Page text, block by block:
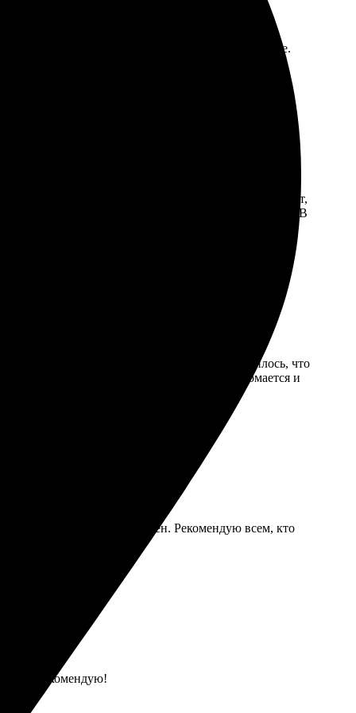
Доставка пришла быстро, качество отличное.
просто: выбрала изображения, загрузила их на сайт,
порадовала: фотографии были тщательно защищены. В
сайт — все понятно и логично. Очень понравилось, что
Цвета яркие, детали четкие. Печать не ломается и
процесс оформления понятен. Рекомендую всем, кто
Рекомендую!